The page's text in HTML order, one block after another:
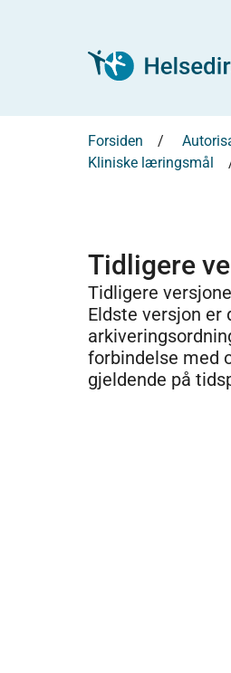
Forsiden
Kliniske læringsmål
Tidligere
Tidligere
Eldste versjon er
forbindelse med
gjeldende på